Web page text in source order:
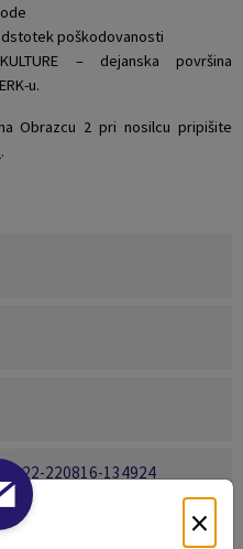
poškodovanosti
KULTURE – dejanska površina
u.
Obrazcu 2 pri nosilcu pripišite
.
220816-134924
×